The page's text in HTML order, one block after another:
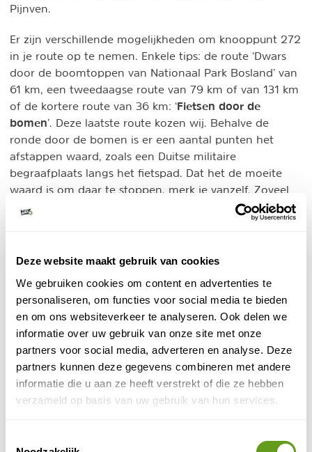
Deze website maakt gebruik van cookies
We gebruiken cookies om content en advertenties te
personaliseren, om functies voor social media te bieden
en om ons websiteverkeer te analyseren. Ook delen we
informatie over uw gebruik van onze site met onze
partners voor social media, adverteren en analyse. Deze
partners kunnen deze gegevens combineren met andere
informatie die u aan ze heeft verstrekt of die ze hebben
verzameld op basis van uw gebruik van hun services.
Pijnven.
Er zijn verschillende mogelijkheden om knooppunt 272
in je route op te nemen. Enkele tips: de route ‘Dwars
door de boomtoppen van Nationaal Park Bosland’ van
61 km, een tweedaagse route van 79 km of van 131 km
of de kortere route van 36 km: ‘Fietsen door de
bomen’. Deze laatste route kozen wij. Behalve de
ronde door de bomen is er een aantal punten het
afstappen waard, zoals een Duitse militaire
begraafplaats langs het fietspad. Dat het de moeite
waard is om daar te stoppen, merk je vanzelf. Zoveel
kruizen laat niemand onberoerd. Bij een kopje thee in
de binnentuin zal je merken dat er een bijzondere
© Naturescanner Jeanine